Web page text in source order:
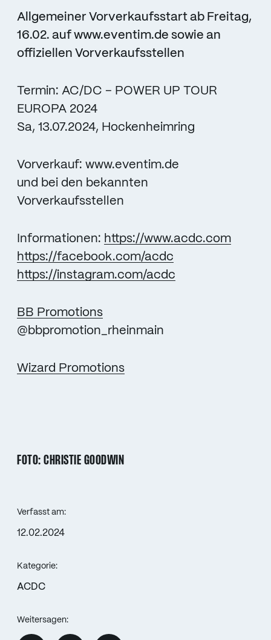
Allgemeiner Vorverkaufsstart ab Freitag,
16.02. auf www.eventim.de sowie an
offiziellen Vorverkaufsstellen
Termin: AC/DC – POWER UP TOUR
EUROPA 2024
Sa, 13.07.2024, Hockenheimring
Vorverkauf: www.eventim.de
und bei den bekannten
Vorverkaufsstellen
Informationen: https://www.acdc.com
https://facebook.com/acdc
https://instagram.com/acdc
BB Promotions
@bbpromotion_rheinmain
Wizard Promotions
FOTO: CHRISTIE GOODWIN
Verfasst am:
12.02.2024
Kategorie:
ACDC
Weitersagen: